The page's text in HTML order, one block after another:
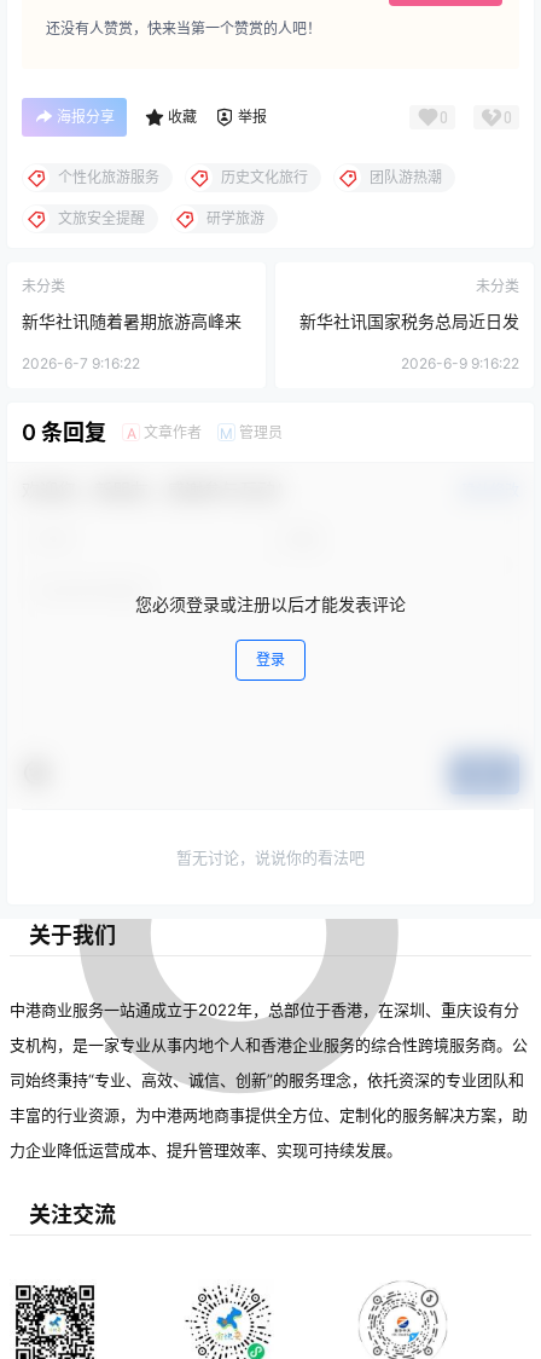
还没有人赞赏，快来当第一个赞赏的人吧！
海报分享 收藏 举报 0 0
个性化旅游服务 历史文化旅行 团队游热潮
文旅安全提醒 研学旅游
未分类
新华社讯随着暑期旅游高峰来
临，国内团队游和研学旅行市
据显示，7月份全国接待团队游
2026-6-7 9:16:22
未分类
新华社讯国家税务总局近日发
布通知，要求各地税务机关加
2026-6-9 9:16:22
0 条回复 A 文章作者 M 管理员
您必须登录或注册以后才能发表评论
登录
暂无讨论，说说你的看法吧
关于我们
中港商业服务一站通成立于2022年，总部位于香港，在深圳、重庆设有分
支机构，是一家专业从事内地个人和香港企业服务的综合性跨境服务商。公
司始终秉持“专业、高效、诚信、创新”的服务理念，依托资深的专业团队和
丰富的行业资源，为中港两地商事提供全方位、定制化的服务解决方案，助
力企业降低运营成本、提升管理效率、实现可持续发展。
关注交流